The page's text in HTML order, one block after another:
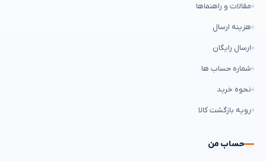
مقالات و راهنماها
هزینه ارسال
ارسال رایگان
شماره حساب ها
نحوه خرید
رویه بازگشت کالا
حساب من